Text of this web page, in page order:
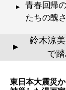
青春回帰
たちの醜
▲
鈴木涼
で
東日本大震災か